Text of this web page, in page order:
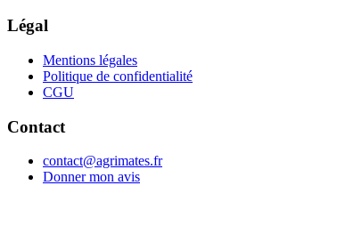
Légal
Mentions légales
Politique de confidentialité
CGU
Contact
contact@agrimates.fr
Donner mon avis